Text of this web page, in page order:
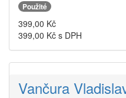
Použité
399,00 Kč
399,00 Kč s DPH
Vančura